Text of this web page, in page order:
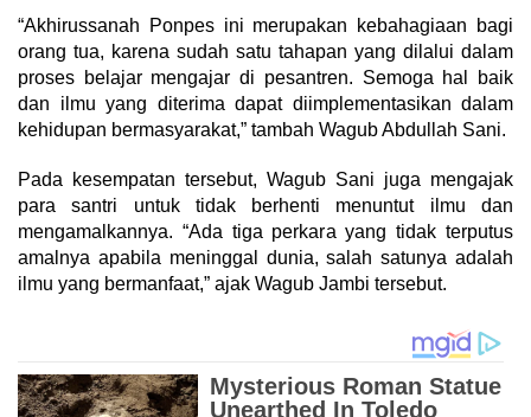
“Akhirussanah Ponpes ini merupakan kebahagiaan bagi
orang tua, karena sudah satu tahapan yang dilalui dalam
proses belajar mengajar di pesantren. Semoga hal baik
dan ilmu yang diterima dapat diimplementasikan dalam
kehidupan bermasyarakat,” tambah Wagub Abdullah Sani.
Pada kesempatan tersebut, Wagub Sani juga mengajak
para santri untuk tidak berhenti menuntut ilmu dan
mengamalkannya. “Ada tiga perkara yang tidak terputus
amalnya apabila meninggal dunia, salah satunya adalah
ilmu yang bermanfaat,” ajak Wagub Jambi tersebut.